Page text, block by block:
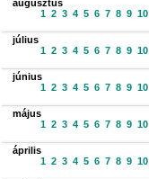
augusztus
1 2 3 4 5 6 7 8 9 10
július
1 2 3 4 5 6 7 8 9 10
június
1 2 3 4 5 6 7 8 9 10
május
1 2 3 4 5 6 7 8 9 10
április
1 2 3 4 5 6 7 8 9 10